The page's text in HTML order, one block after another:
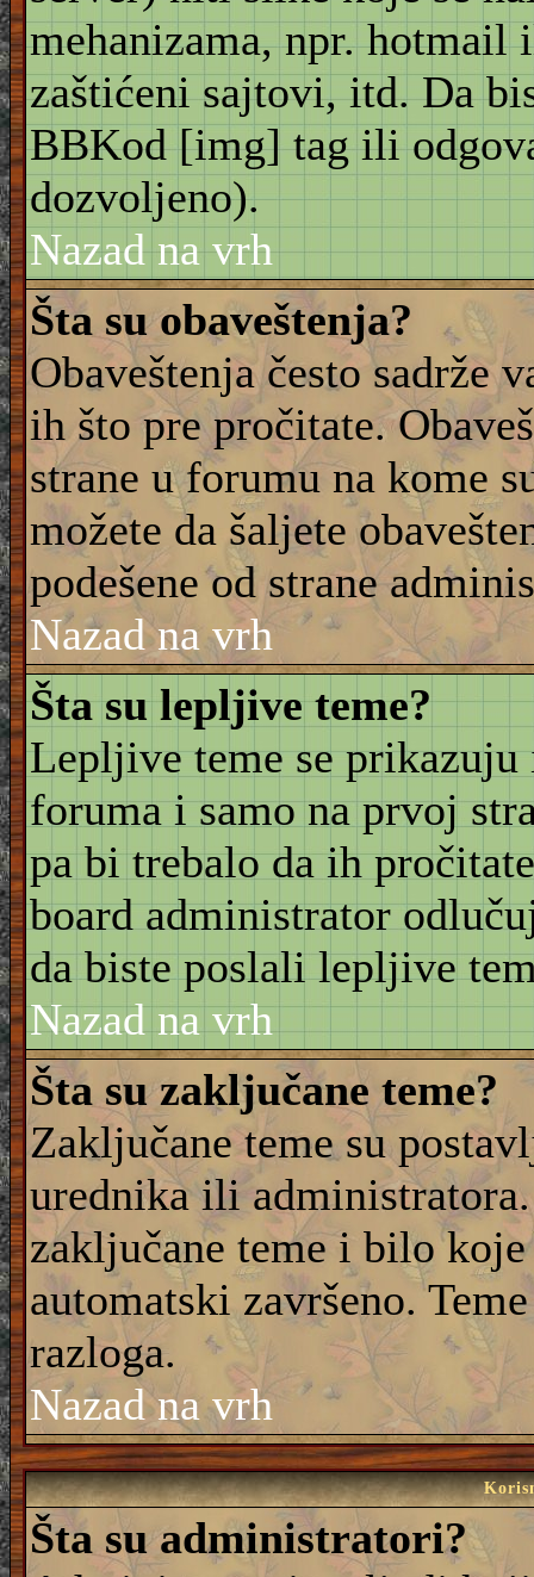
mehanizama, npr.
zaštićeni sajtovi, itd. Da
BBKod [img] tag ili
dozvoljeno).
Nazad na vrh
Šta su obaveštenja?
Obaveštenja često sadrže
ih što pre pročitate.
strane u forumu na kome
možete da šaljete
podešene od strane
Nazad na vrh
Šta su lepljive teme?
Lepljive teme se prikazuju
foruma i samo na prvoj
pa bi trebalo da ih
board administrator
da biste poslali lepljive
Nazad na vrh
Šta su zaključane teme?
Zaključane teme su
urednika ili
zaključane teme i bilo
automatski završeno.
razloga.
Nazad na vrh
Šta su administratori?